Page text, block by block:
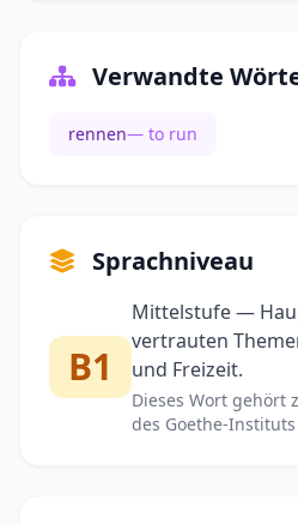
Verwandte
rennen— to run
Sprachniveau
B1
Mittelstufe —
vertrauten
und Freizeit.
Dieses Wort gehört
des Goethe-Instituts